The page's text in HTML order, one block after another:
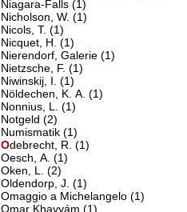
Niagara-Falls(1)
Nicholson, W.(1)
Nicols, T.(1)
Nicquet, H.(1)
Nierendorf, Galerie(1)
Nietzsche, F.(1)
Niwinskij, I.(1)
Nöldechen, K. A.(1)
Nonnius, L.(1)
Notgeld(2)
Numismatik(1)
Odebrecht, R.(1)
Oesch, A.(1)
Oken, L.(2)
Oldendorp, J.(1)
Omaggio a Michelangelo(1)
Omar Khayyám(1)